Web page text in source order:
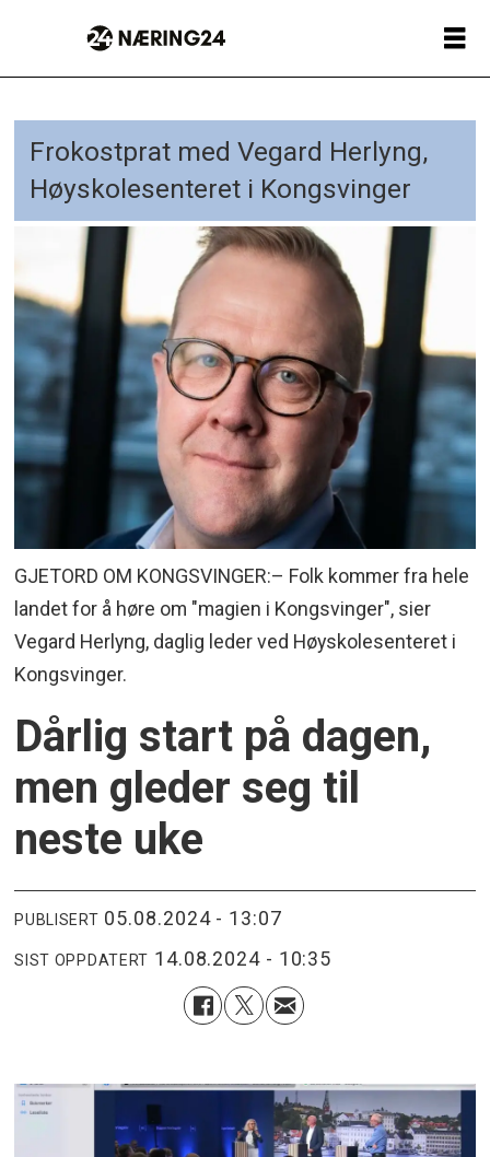
Frokostprat med Vegard Herlyng,
Høyskolesenteret i Kongsvinger
GJETORD OM KONGSVINGER:– Folk kommer fra hele
landet for å høre om "magien i Kongsvinger", sier
Vegard Herlyng, daglig leder ved Høyskolesenteret i
Kongsvinger.
Dårlig start på dagen,
men gleder seg til
neste uke
PUBLISERT 05.08.2024 - 13:07
SIST OPPDATERT 14.08.2024 - 10:35